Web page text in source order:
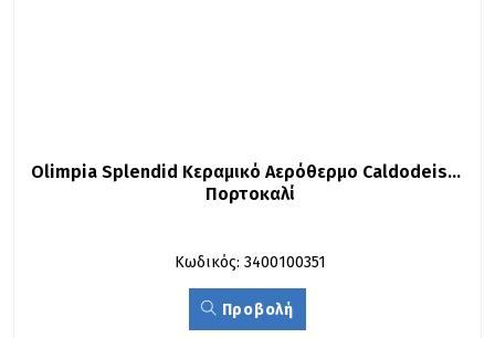
Olimpia Splendid Κεραμικό Αερόθερμο Caldodeisgn
Πορτοκαλί
Κωδικός: 3400100351
Προβολή